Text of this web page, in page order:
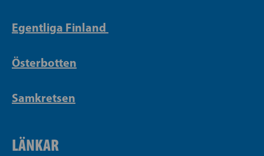
Egentliga Finland
Österbotten
Samkretsen
LÄNKAR